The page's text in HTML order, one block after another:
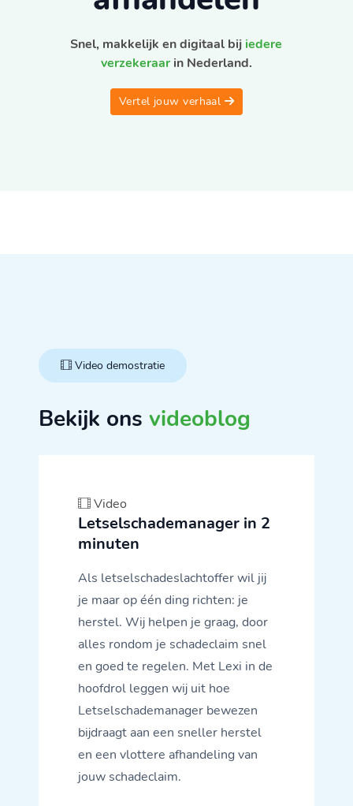
Snel, makkelijk en digitaal bij iedere
verzekeraarin Nederland.
Vertel jouw verhaal
Video demostratie
Bekijk onsvideoblog
Video
Letselschademanager in 2
minuten
Als letselschadeslachtoffer wil jij
je maar op één ding richten: je
herstel. Wij helpen je graag, door
alles rondom je schadeclaim snel
en goed te regelen. Met Lexi in de
hoofdrol leggen wij uit hoe
Letselschademanager bewezen
bijdraagt aan een sneller herstel
en een vlottere afhandeling van
jouw schadeclaim.